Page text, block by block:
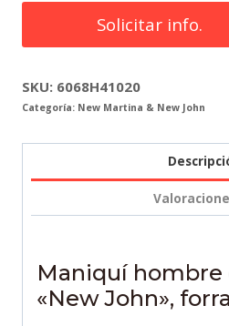
"New
John",
Solicitar info.
SKU: 6068H41020
Categoría: New Martina & New John
Maniquí hombre
«New John»,